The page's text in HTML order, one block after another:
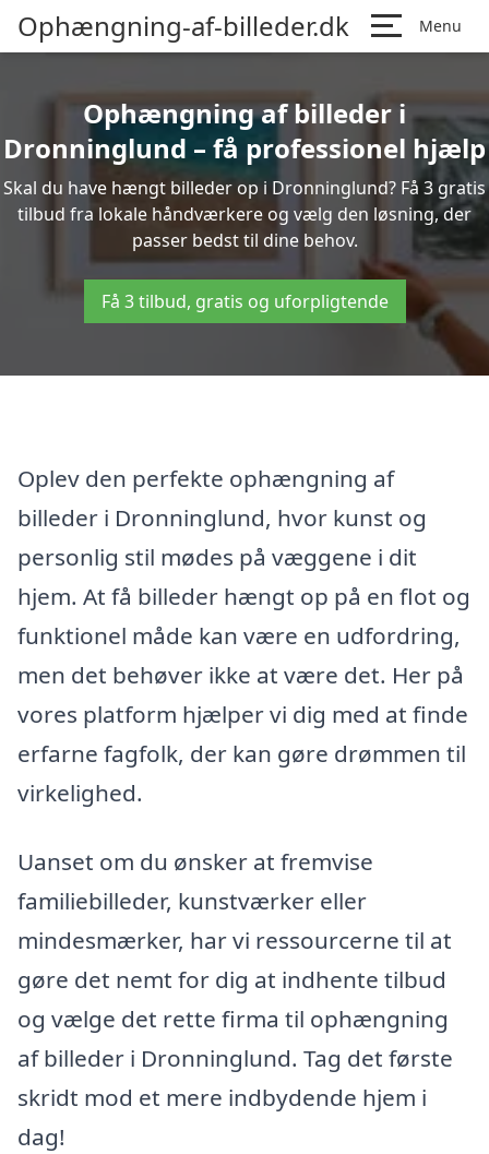
Ophængning-af-billeder.dk Menu
Ophængning af billeder i
Dronninglund – få professionel hjælp
Skal du have hængt billeder op i Dronninglund? Få 3 gratis
tilbud fra lokale håndværkere og vælg den løsning, der
passer bedst til dine behov.
Få 3 tilbud, gratis og uforpligtende
Oplev den perfekte ophængning af
billeder i Dronninglund, hvor kunst og
personlig stil mødes på væggene i dit
hjem. At få billeder hængt op på en flot og
funktionel måde kan være en udfordring,
men det behøver ikke at være det. Her på
vores platform hjælper vi dig med at finde
erfarne fagfolk, der kan gøre drømmen til
virkelighed.
Uanset om du ønsker at fremvise
familiebilleder, kunstværker eller
mindesmærker, har vi ressourcerne til at
gøre det nemt for dig at indhente tilbud
og vælge det rette firma til ophængning
af billeder i Dronninglund. Tag det første
skridt mod et mere indbydende hjem i
dag!